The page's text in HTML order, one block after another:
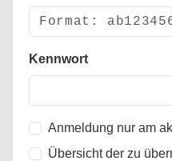
Kennwort
Anmeldung nur am
Übersicht der zu